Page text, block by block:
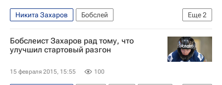
Еще2
Никита Захаров
Бобслей
Чемпионат мира-2015 по бобслею и скелетону прошел в Винтерберге с 26 февраля по 8 марта
Чемпионат мира по бобслею и скелетону
Бобслеист Захаров рад тому, что
улучшил стартовый разгон
15 февраля 2015, 15:55 100